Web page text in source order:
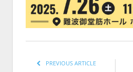
PREVIOUS ARTICLE